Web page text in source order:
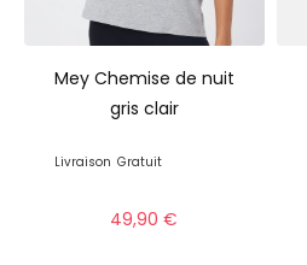
Mey Chemise de nuit
gris clair
Livraison Gratuit
49,90€